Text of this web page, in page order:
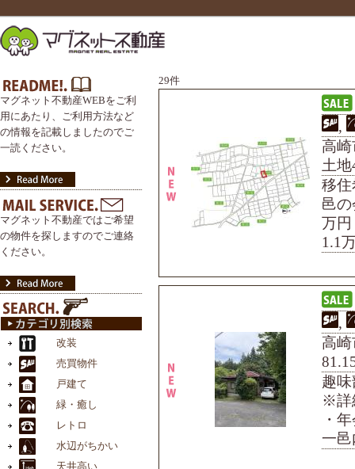
マグネット不動産WEBをご利
用にあたり、ご利用方法など
の情報を記載しましたのでご
一読ください。
マグネット不動産ではご希望
の物件を探しますのでご連絡
ください。
29件
,
高崎
土
移
邑
万円
1.1
,
高崎
趣
※詳
・
一邑